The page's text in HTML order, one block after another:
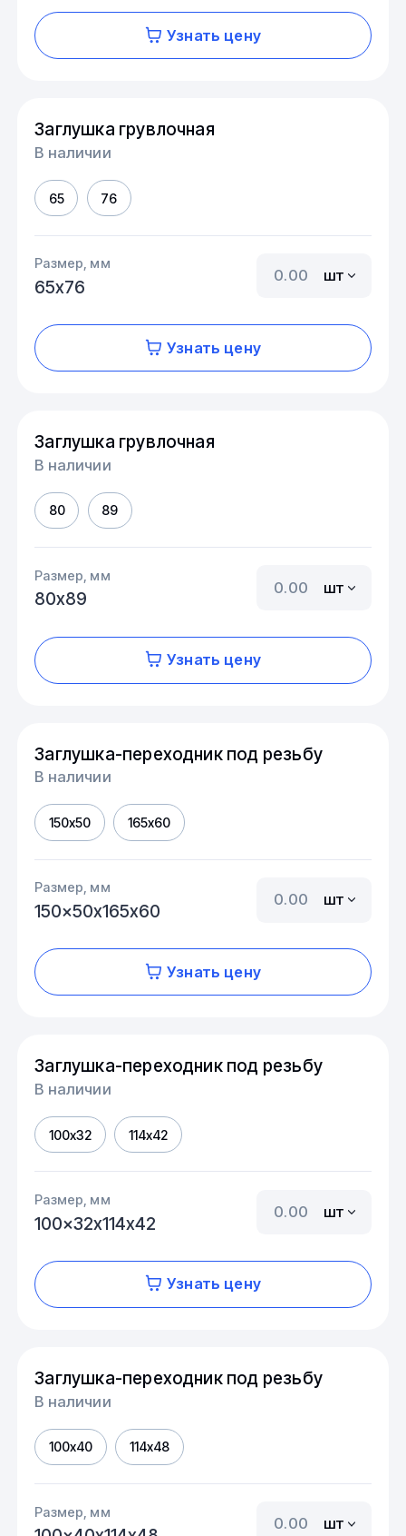
Узнать цену
Заглушка грувлочная
В наличии
65 76
Размер, мм
65х76
шт
Узнать цену
Заглушка грувлочная
В наличии
80 89
Размер, мм
80х89
шт
Узнать цену
Заглушка-переходник под резьбу
В наличии
150x50 165x60
Размер, мм
150x50х165x60
шт
Узнать цену
Заглушка-переходник под резьбу
В наличии
100x32 114x42
Размер, мм
100x32х114x42
шт
Узнать цену
Заглушка-переходник под резьбу
В наличии
100x40 114x48
Размер, мм
шт